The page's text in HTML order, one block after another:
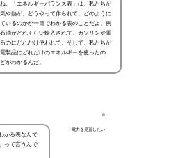
。「エネルギーバランス表」は、私たちが
や熱が、どうやって作られて、どのように
いるのかが一目でわかる表のことだよ。例
油がどれくらい輸入されて、ガソリンや電
のにどれだけ使われて、そして、私たちが
製品にどれだけのエネルギーを使ったの
がわかるんだ。
電力を見直したい
かる表なんで
って言うんで